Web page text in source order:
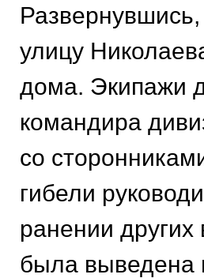
улицу
дома. Экипажи
командира
со
гибели
ранении
была выведена